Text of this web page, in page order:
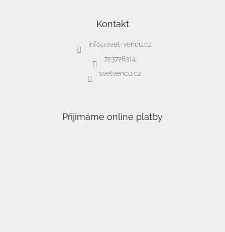
Kontakt
info@svet-vencu.cz
723728314
svetvencu.cz
Přijímáme online platby